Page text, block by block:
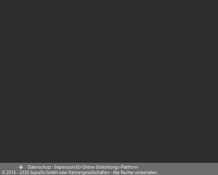
· · ·Datenschutz·Impressum EU-Online-Schlichtungs-Plattform·
© 2016 - 2026 SupraTix GmbH oder Partnergesellschaften - Alle Rechte vorbehalten.